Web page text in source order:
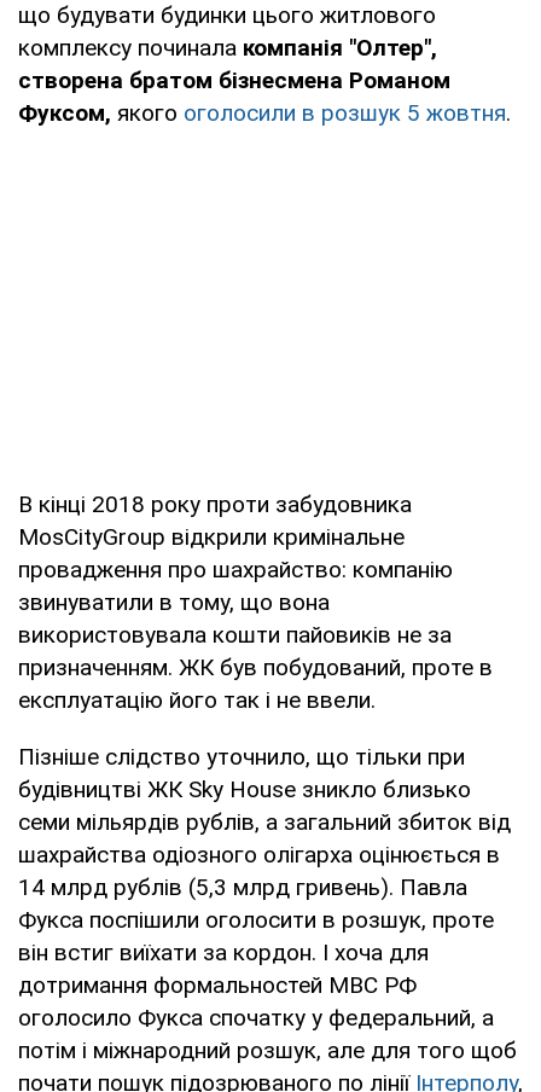
що будувати будинки цього житлового
комплексу починала компанія "Олтер",
створена братом бізнесмена Романом
Фуксом, якого оголосили в розшук 5 жовтня.
В кінці 2018 року проти забудовника
MosCityGroup відкрили кримінальне
провадження про шахрайство: компанію
звинуватили в тому, що вона
використовувала кошти пайовиків не за
призначенням. ЖК був побудований, проте в
експлуатацію його так і не ввели.
Пізніше слідство уточнило, що тільки при
будівництві ЖК Sky House зникло близько
семи мільярдів рублів, а загальний збиток від
шахрайства одіозного олігарха оцінюється в
14 млрд рублів (5,3 млрд гривень). Павла
Фукса поспішили оголосити в розшук, проте
він встиг виїхати за кордон. І хоча для
дотримання формальностей МВС РФ
оголосило Фукса спочатку у федеральний, а
потім і міжнародний розшук, але для того щоб
почати пошук підозрюваного по лінії Інтерполу,